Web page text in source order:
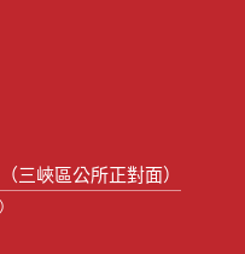
三峽區公所正對面）